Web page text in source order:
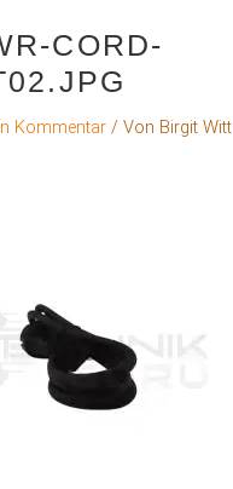
CORD-
Kommentar / Von Birgit Witt